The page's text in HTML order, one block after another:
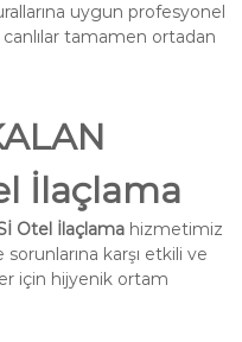
uygun profesyonel
canlılar tamamen ortadan
İlaçlama
Otel İlaçlamahizmetimiz
karşı etkili ve
için hijyenik ortam